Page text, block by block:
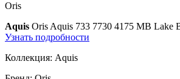
Oris
Aquis Oris Aquis 733 7730 4175 MB Lake
Узнать подробности
Коллекция: Aquis